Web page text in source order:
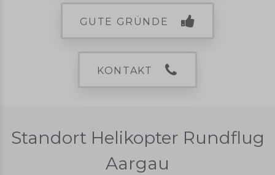
GUTE GRÜNDE
KONTAKT
Standort Helikopter Rundflug
Aargau